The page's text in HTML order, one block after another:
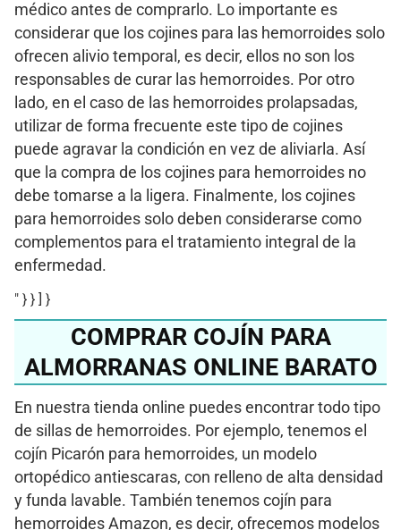
médico antes de comprarlo. Lo importante es
considerar que los cojines para las hemorroides solo
ofrecen alivio temporal, es decir, ellos no son los
responsables de curar las hemorroides. Por otro
lado, en el caso de las hemorroides prolapsadas,
utilizar de forma frecuente este tipo de cojines
puede agravar la condición en vez de aliviarla. Así
que la compra de los cojines para hemorroides no
debe tomarse a la ligera. Finalmente, los cojines
para hemorroides solo deben considerarse como
complementos para el tratamiento integral de la
enfermedad.
" } } ] }
COMPRAR COJÍN PARA
ALMORRANAS ONLINE BARATO
En nuestra tienda online puedes encontrar todo tipo
de sillas de hemorroides. Por ejemplo, tenemos el
cojín Picarón para hemorroides, un modelo
ortopédico antiescaras, con relleno de alta densidad
y funda lavable. También tenemos cojín para
hemorroides Amazon, es decir, ofrecemos modelos